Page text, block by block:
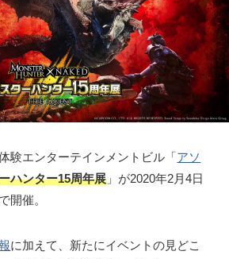
験エンターテインメントビル「アソ
ハンター15周年展 」が2020年2月4日
開催。
に加えて、新たにイベントの見どこ